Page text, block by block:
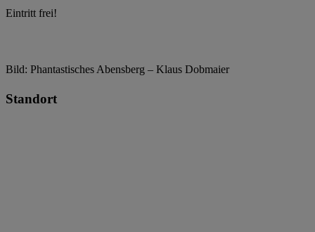
Eintritt frei!
Bild: Phantastisches Abensberg – Klaus Dobmaier
Standort